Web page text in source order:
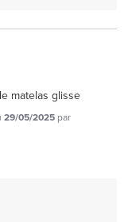
matelas glisse
29/05/2025 par